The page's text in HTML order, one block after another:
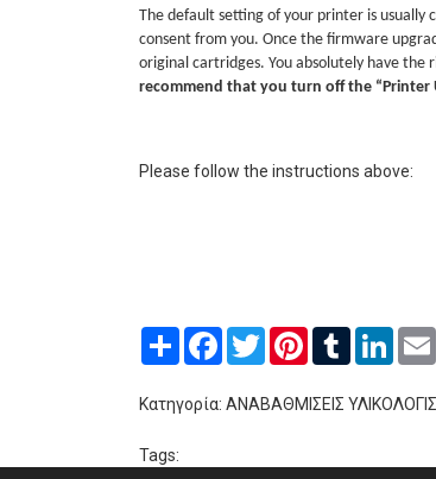
The default setting of your printer is
consent from you. Once the firmware
original cartridges. You absolutely have
recommend that you turn off the
Please follow the instructions above:
Share Facebook
TwitterPinterestTumblr
Κατηγορία: ΑΝΑΒΑΘΜΙΣΕΙΣ
Tags: